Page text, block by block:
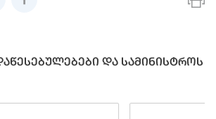
და სამინისტროს